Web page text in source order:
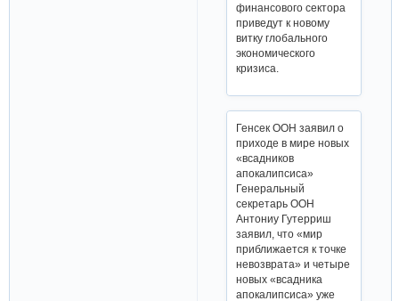
финансового сектора
приведут к новому
витку глобального
экономического
кризиса.
Генсек ООН заявил о
приходе в мире новых
«всадников
апокалипсиса»
Генеральный
секретарь ООН
Антониу Гутерриш
заявил, что «мир
приближается к точке
невозврата» и четыре
новых «всадника
апокалипсиса» уже